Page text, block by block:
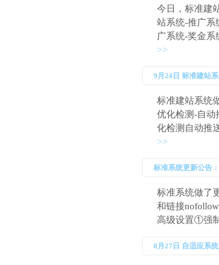
今日，标准建
站系统-推广系
广系统-奖金
>>
9月24日 标准建站
标准建站系统
优化检测-自动
化检测自动推
>>
标准系统更新公告
标准系统做了
和链接
高级设置①强
8月27日 自适应系